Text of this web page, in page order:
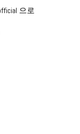
으로